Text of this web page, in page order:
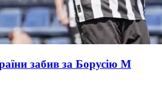
забив за Борусію М